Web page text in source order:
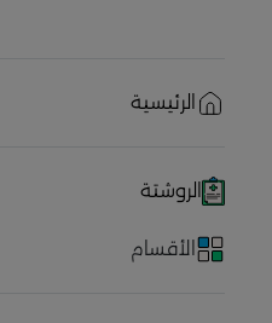
الرئيسية
الروشتة
الأقسام